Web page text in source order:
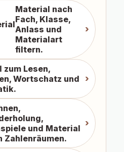
Material nach
Fach, Klasse,
Anlass und
Materialart
filtern.
zum Lesen,
Wortschatz und
und Material
Zahlenräumen.